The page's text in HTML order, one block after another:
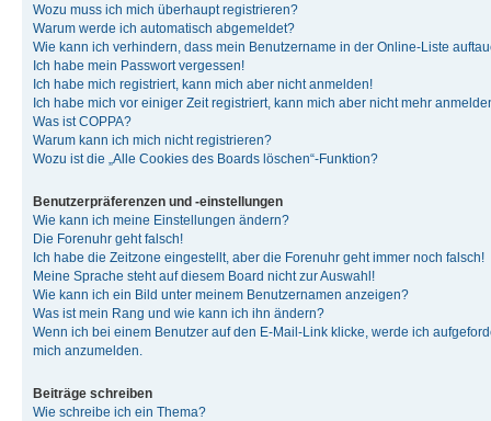
Wozu muss ich mich überhaupt registrieren?
Warum werde ich automatisch abgemeldet?
Wie kann ich verhindern, dass mein Benutzername in der Online-Liste
Ich habe mein Passwort vergessen!
Ich habe mich registriert, kann mich aber nicht anmelden!
Ich habe mich vor einiger Zeit registriert, kann mich aber nicht mehr
Was ist COPPA?
Warum kann ich mich nicht registrieren?
Wozu ist die „Alle Cookies des Boards löschen“-Funktion?
Benutzerpräferenzen und -einstellungen
Wie kann ich meine Einstellungen ändern?
Die Forenuhr geht falsch!
Ich habe die Zeitzone eingestellt, aber die Forenuhr geht immer noch falsch!
Meine Sprache steht auf diesem Board nicht zur Auswahl!
Wie kann ich ein Bild unter meinem Benutzernamen anzeigen?
Was ist mein Rang und wie kann ich ihn ändern?
Wenn ich bei einem Benutzer auf den E-Mail-Link klicke, werde ich
mich anzumelden.
Beiträge schreiben
Wie schreibe ich ein Thema?